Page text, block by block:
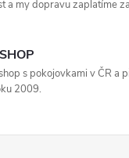
a my dopravu zaplatíme
s pokojovkami v ČR a
2009.